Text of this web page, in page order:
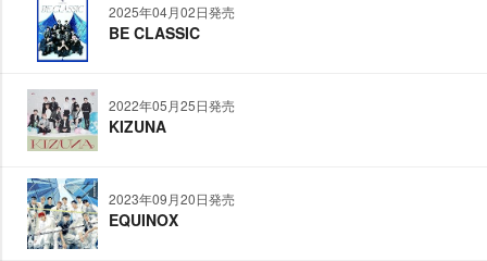
2025年04月02日発売
BE CLASSIC
2022年05月25日発売
KIZUNA
2023年09月20日発売
EQUINOX